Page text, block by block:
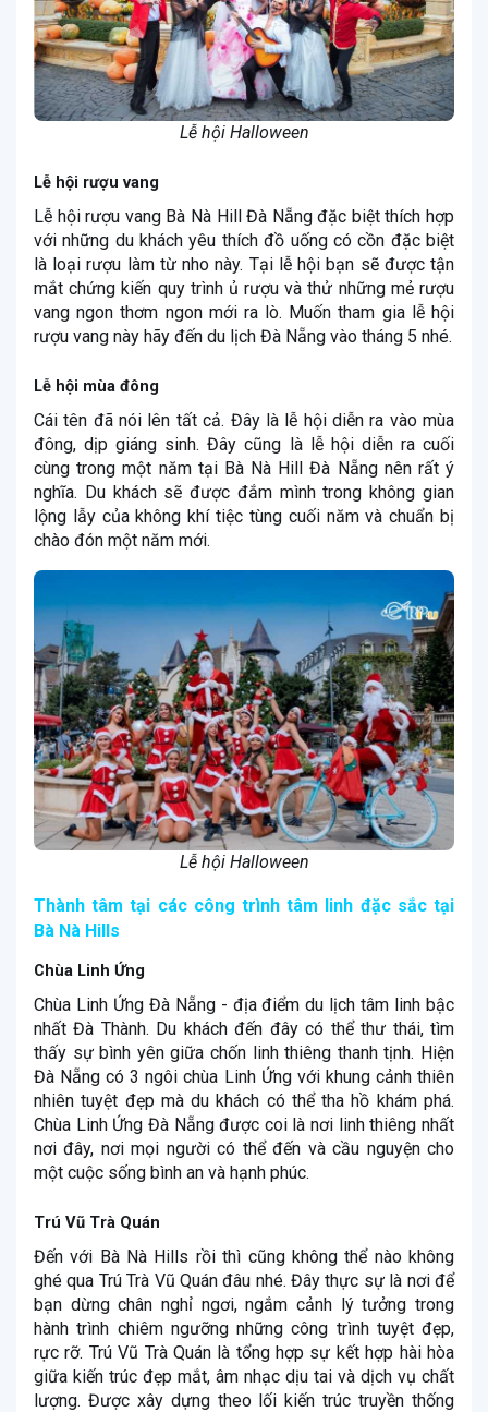
Lễ hội Halloween
Lễ hội rượu vang
Lễ hội rượu vang Bà Nà Hill Đà Nẵng đặc biệt thích hợp
với những du khách yêu thích đồ uống có cồn đặc biệt
là loại rượu làm từ nho này. Tại lễ hội bạn sẽ được tận
mắt chứng kiến quy trình ủ rượu và thử những mẻ rượu
vang ngon thơm ngon mới ra lò. Muốn tham gia lễ hội
rượu vang này hãy đến du lịch Đà Nẵng vào tháng 5 nhé.
Lễ hội mùa đông
Cái tên đã nói lên tất cả. Đây là lễ hội diễn ra vào mùa
đông, dịp giáng sinh. Đây cũng là lễ hội diễn ra cuối
cùng trong một năm tại Bà Nà Hill Đà Nẵng nên rất ý
nghĩa. Du khách sẽ được đắm mình trong không gian
lộng lẫy của không khí tiệc tùng cuối năm và chuẩn bị
chào đón một năm mới.
Lễ hội Halloween
Thành tâm tại các công trình tâm linh đặc sắc tại
Bà Nà Hills
Chùa Linh Ứng
Chùa Linh Ứng Đà Nẵng - địa điểm du lịch tâm linh bậc
nhất Đà Thành. Du khách đến đây có thể thư thái, tìm
thấy sự bình yên giữa chốn linh thiêng thanh tịnh. Hiện
Đà Nẵng có 3 ngôi chùa Linh Ứng với khung cảnh thiên
nhiên tuyệt đẹp mà du khách có thể tha hồ khám phá.
Chùa Linh Ứng Đà Nẵng được coi là nơi linh thiêng nhất
nơi đây, nơi mọi người có thể đến và cầu nguyện cho
một cuộc sống bình an và hạnh phúc.
Trú Vũ Trà Quán
Đến với Bà Nà Hills rồi thì cũng không thể nào không
ghé qua Trú Trà Vũ Quán đâu nhé. Đây thực sự là nơi để
bạn dừng chân nghỉ ngơi, ngắm cảnh lý tưởng trong
hành trình chiêm ngưỡng những công trình tuyệt đẹp,
rực rỡ. Trú Vũ Trà Quán là tổng hợp sự kết hợp hài hòa
giữa kiến trúc đẹp mắt, âm nhạc dịu tai và dịch vụ chất
lượng. Được xây dựng theo lối kiến trúc truyền thống